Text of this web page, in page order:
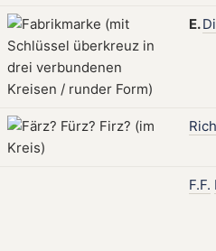
E.
F.F.